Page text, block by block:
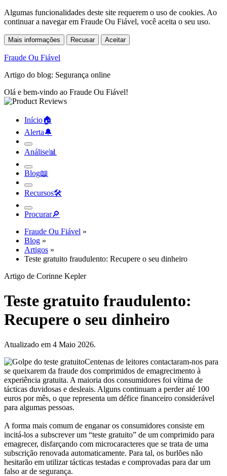
Algumas funcionalidades deste site requerem o uso de cookies. Ao
continuar a navegar em Fraude Ou Fiável, você aceita o seu uso.
Mais informações Recusar Aceitar
Fraude Ou Fiável
Artigo do blog: Segurança online
Olá e bem-vindo ao Fraude Ou Fiável!
Início🏠︎
Alerta🔔︎
Análise📊︎
Blog📖︎
Recursos🛠︎
Procurar🔎︎
Fraude Ou Fiável »
Blog »
Artigos »
Teste gratuito fraudulento: Recupere o seu dinheiro
Artigo de Corinne Kepler
Teste gratuito fraudulento:
Recupere o seu dinheiro
Atualizado em 4 Maio 2026.
Centenas de leitores contactaram-nos para
se queixarem da fraude dos comprimidos de emagrecimento à
experiência gratuita. A maioria dos consumidores foi vítima de
tácticas duvidosas e desleais. Alguns continuam a perder até 100
euros por mês, o que representa um défice financeiro considerável
para algumas pessoas.
A forma mais comum de enganar os consumidores consiste em
incitá-los a subscrever um “teste gratuito” de um comprimido para
emagrecer, disfarçando com microcaracteres que se trata de uma
subscrição renovada automaticamente. Para tal, os burlões não
hesitarão em utilizar tácticas testadas e comprovadas para dar um
falso ar de segurança.